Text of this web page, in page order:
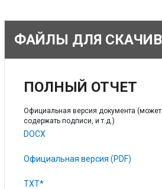
ФАЙЛЫ ДЛЯ
ПОЛНЫЙ ОТЧЕТ
Официальная версия документа (может
содержать подписи, и т.д.)
DOCX
Официальная версия (PDF)
TXT*